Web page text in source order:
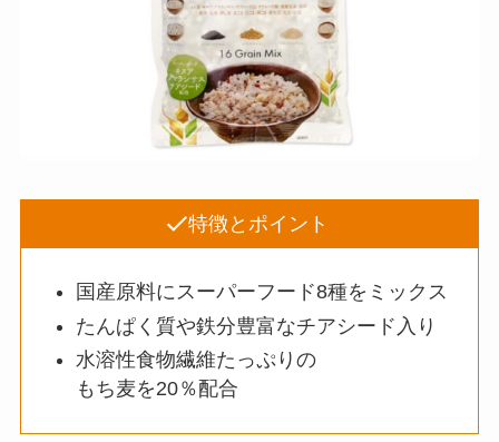
特徴とポイント
国産原料にスーパーフード8種をミックス
たんぱく質や鉄分豊富なチアシード入り
水溶性食物繊維たっぷりの
もち麦を20％配合